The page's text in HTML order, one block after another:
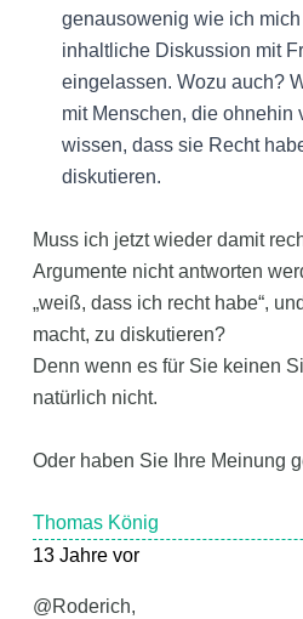
genausowenig wie ich
inhaltliche Diskussion mit
eingelassen. Wozu auch?
mit Menschen, die ohnehin
wissen, dass sie Recht
diskutieren.
Muss ich jetzt wieder damit
Argumente nicht antworten
„weiß, dass ich recht habe“,
macht, zu diskutieren?
Denn wenn es für Sie keinen
natürlich nicht.
Oder haben Sie Ihre Meinung
Thomas König
13 Jahre vor
@Roderich,